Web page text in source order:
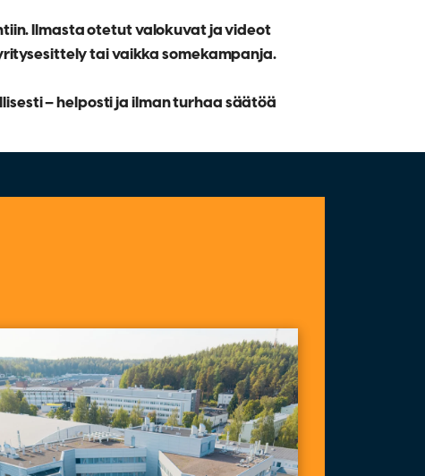
Ilmasta otetut valokuvat ja videot
tai vaikka somekampanja.
– helposti ja ilman turhaa säätöä